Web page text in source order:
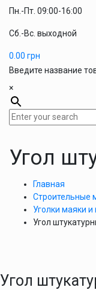
Пн.-Пт. 09:00-16:00
Сб.-Вс. выходной
0.00 грн
Введите название
×
Угол
Главная
Строительные
Уголки маяки
Угол
Угол